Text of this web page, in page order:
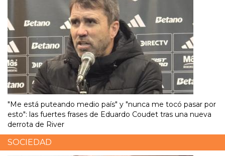
"Me está puteando medio país" y "nunca me tocó pasar por
esto": las fuertes frases de Eduardo Coudet tras una nueva
derrota de River
SOCIEDAD